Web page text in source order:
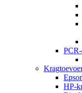
HP-